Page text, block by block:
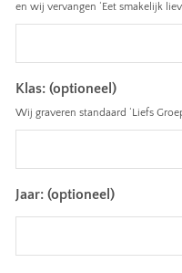
en wij vervangen ‘Eet smakelijk
Klas: (optioneel)
Wij graveren standaard ‘Liefs
Jaar: (optioneel)